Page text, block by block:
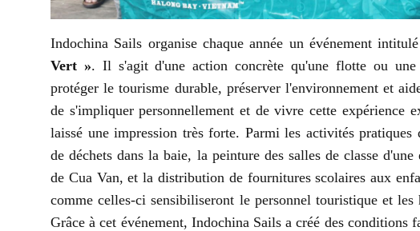
Indochina Sails organise chaque année un événement intitulé
Vert ». Il s'agit d'une action concrète qu'une flotte ou une
protéger le tourisme durable, préserver l'environnement et
de s'impliquer personnellement et de vivre cette expérience
laissé une impression très forte. Parmi les activités
de déchets dans la baie, la peinture des salles de classe
de Cua Van, et la distribution de fournitures scolaires aux
comme celles-ci sensibiliseront le personnel touristique et
Grâce à cet événement, Indochina Sails a créé des conditions